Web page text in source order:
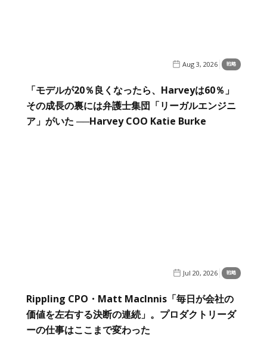
Aug 3, 2026 戦略
「モデルが20％良くなったら、Harveyは60％」
その成長の裏には弁護士集団「リーガルエンジニ
ア」がいた ──Harvey COO Katie Burke
Jul 20, 2026 戦略
Rippling CPO・Matt MacInnis「毎日が会社の
価値を左右する決断の連続」。プロダクトリーダ
ーの仕事はここまで変わった